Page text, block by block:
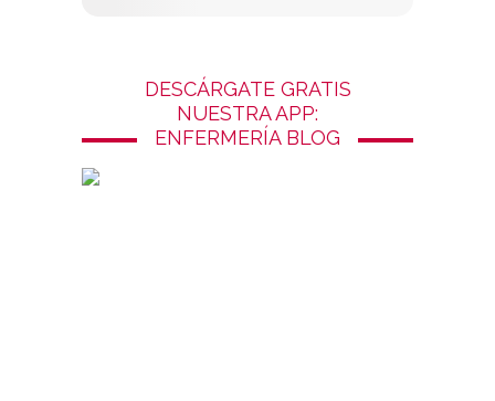
DESCÁRGATE GRATIS
NUESTRA APP:
ENFERMERÍA BLOG